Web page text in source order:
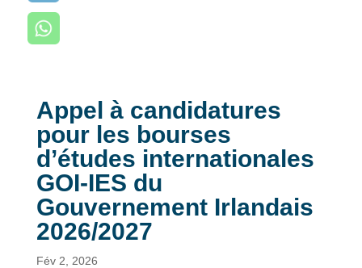
Appel à candidatures
pour les bourses
d’études internationales
GOI-IES du
Gouvernement Irlandais
2026/2027
Fév 2, 2026